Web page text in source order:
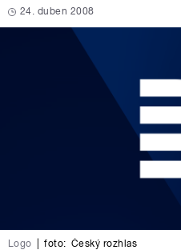
24. duben 2008
Logo foto: Český rozhlas